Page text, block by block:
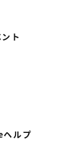
ト
ルプ